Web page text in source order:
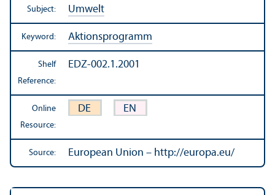
Subject: Umwelt
Keyword: Aktionsprogramm
Shelf
Reference:
EDZ-002.1.2001
Online
Resource:
DE EN
Source: European Union – http://europa.eu/